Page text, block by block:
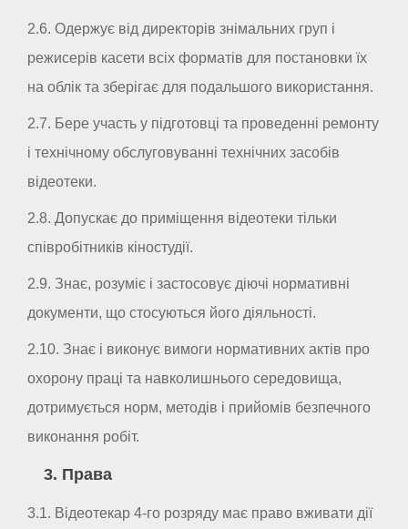
2.6. Одержує від директорів знімальних груп і
режисерів касети всіх форматів для постановки їх
на облік та зберігає для подальшого використання.
2.7. Бере участь у підготовці та проведенні ремонту
і технічному обслуговуванні технічних засобів
відеотеки.
2.8. Допускає до приміщення відеотеки тільки
співробітників кіностудії.
2.9. Знає, розуміє і застосовує діючі нормативні
документи, що стосуються його діяльності.
2.10. Знає і виконує вимоги нормативних актів про
охорону праці та навколишнього середовища,
дотримується норм, методів і прийомів безпечного
виконання робіт.
3. Права
3.1. Відеотекар 4-го розряду має право вживати дії